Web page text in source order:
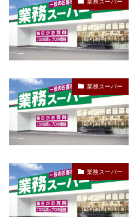
業務スーパー
業務スーパー